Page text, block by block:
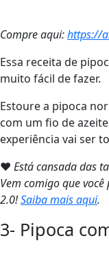
Compre aqui:https://
Essa receita de
muito fácil de fazer.
Estoure a pipoca
com um fio de
experiência vai ser
❤ Está cansada das
Vem comigo que
2.0!Saiba mais aqui.
3- Pipoca